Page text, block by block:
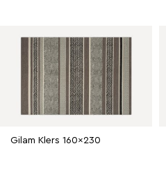
Gilam Klers 160x230